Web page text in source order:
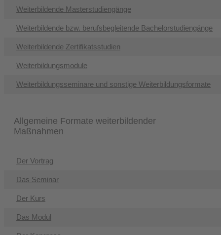
Weiterbildende Masterstudiengänge
Weiterbildende bzw. berufsbegleitende Bachelorstudiengänge
Weiterbildende Zertifikatsstudien
Weiterbildungsmodule
Weiterbildungsseminare und sonstige Weiterbildungsformate
Allgemeine Formate weiterbildender
Maßnahmen
Der Vortrag
Das Seminar
Der Kurs
Das Modul